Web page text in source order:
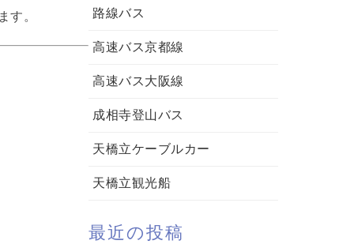
す。
路線バス
高速バス京都線
高速バス大阪線
成相寺登山バス
天橋立ケーブルカー
天橋立観光船
最近の投稿